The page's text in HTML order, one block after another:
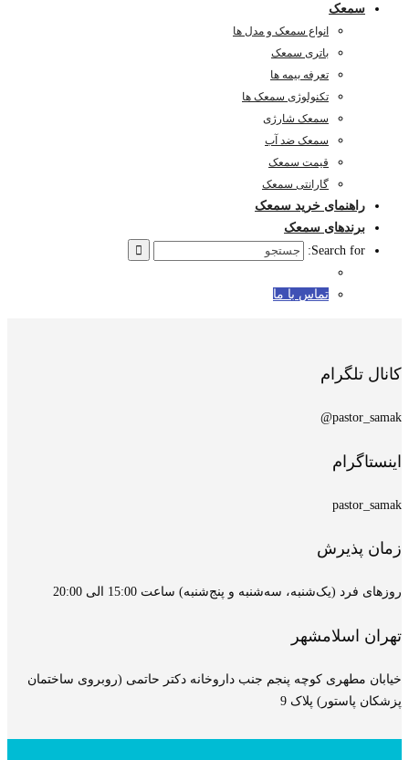
سمعک
انواع سمعک و مدل ها
باتری سمعک
تعرفه بیمه ها
تکنولوژی سمعک ها
سمعک شارژی
سمعک ضد آب
قیمت سمعک
گارانتی سمعک
راهنمای خرید سمعک
برندهای سمعک
Search for:
تماس با ما
کانال تلگرام
pastor_samak@
اینستاگرام
pastor_samak
زمان پذیرش
روزهای فرد (یک‌شنبه، سه‌شنبه و پنج‌شنبه) ساعت 15:00 الی 20:00
تهران اسلامشهر
خیابان مطهری کوچه پنجم جنب داروخانه دکتر حاتمی (روبروی ساختمان
پزشکان پاستور) پلاک 9